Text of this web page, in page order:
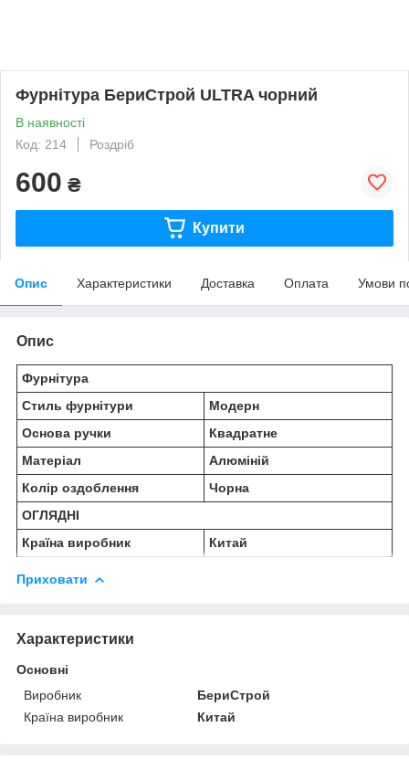
Фурнітура БериСтрой ULTRA чорний
В наявності
Код: 214
Роздріб
600 ₴
Купити
Опис Характеристики Доставка Оплата Умови
Опис
Фурнітура
Стиль фурнітури
Модерн
Основа ручки
Квадратне
Матеріал
Алюміній
Колір оздоблення
Чорна
ОГЛЯДНІ
Країна виробник
Китай
Приховати
Характеристики
Основні
Виробник
БериСтрой
Країна виробник
Китай